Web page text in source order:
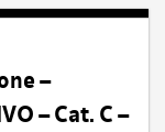
–
– Cat. C –